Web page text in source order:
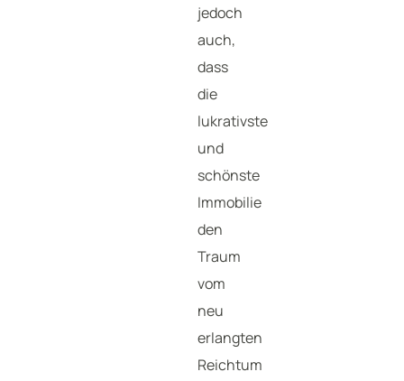
jedoch
auch,
dass
die
lukrativste
und
schönste
Immobilie
den
Traum
vom
neu
erlangten
Reichtum